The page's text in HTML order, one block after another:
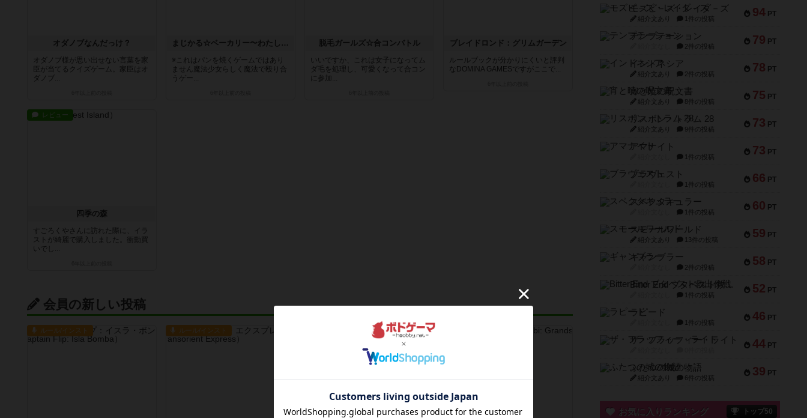
オダノブなんだっけ？
オダノブ様が思い出せない言葉を家
臣が当てるクイズゲーム。家臣はオ
ダノブ...
まじかる☆ベーカリー〜わたしが店長っ！〜
※これはパンを焼くゲームではあり
ません魔法少女らしく魔法で殴り合
うゲー...
脱毛ガールズ☆合コンバトル
いいですか、これは女子になってム
ダ毛を処理し、可愛くなって合コン
に参加...
ブレイドロンド：グリムガーデン
ルールブックが分かりにくいと評判
なDOMINA GAMESですがここで...
レビュー
四季の森
すごろくやさんに訪れた際に、イラ
ストが綺麗で購入しました。衝動買
いでし...
会員の新しい投稿
ルール/インスト ルール/インスト
94 PT
モズビ－ズ・レイダ－ズ
紹介文あり 1件の投稿
79 PT
テンプテーション
2件の投稿
78 PT
インドネシア
紹介文あり 2件の投稿
75 PT
宵と暁の呪文書
紹介文あり 8件の投稿
73 PT
リスボン・トラム 28
紹介文あり 9件の投稿
73 PT
アマナイト
1件の投稿
66 PT
ブラヴェスト
1件の投稿
60 PT
スペクタキュラー
1件の投稿
59 PT
スモールワールド
紹介文あり 13件の投稿
58 PT
ギャンブラー
2件の投稿
52 PT
Bitter End ブタペスト救出作戦
1件の投稿
46 PT
ラピード
1件の投稿
44 PT
ザ・フラッフィー・ライト
39 PT
ふたつの城の物語
紹介文あり 6件の投稿
お気に入りランキング トップ50